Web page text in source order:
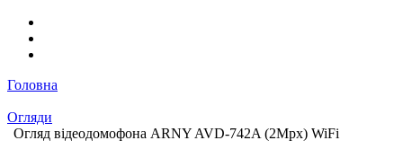
Головна
Огляди
Огляд відеодомофона ARNY AVD-742A (2Mpx) WiFi